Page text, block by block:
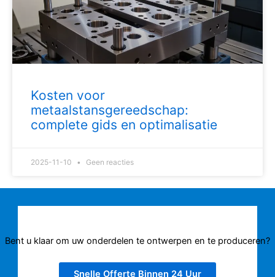
Kosten voor
metaalstansgereedschap:
complete gids en optimalisatie
2025-11-10 Geen reacties
Bent u klaar om uw onderdelen te ontwerpen en te produceren?
Snelle Offerte Binnen 24 Uur